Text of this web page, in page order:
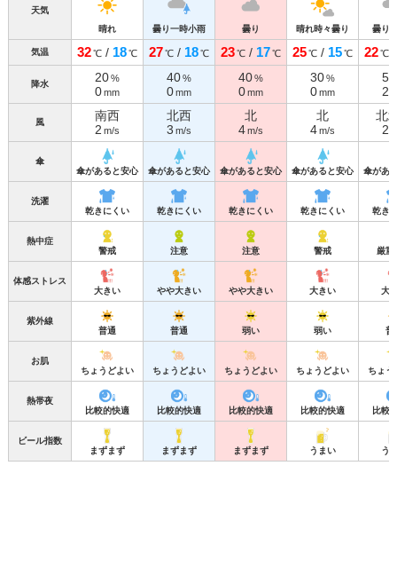
天気
晴れ
曇り一時小雨 曇り 晴れ時々曇り 曇り
気温 32℃/ 18℃ 27℃/ 18℃ 23℃/ 17℃ 25℃/ 15℃ 22℃
降水 20%
0mm
40%
0mm
40%
0mm
30%
0mm
50
2
風
南西
2 m/s
北西
3 m/s
北
4m/s
北
4m/s
北
2
傘
傘があると安心
傘があると安心 傘があると安心 傘があると安心 傘があ
洗濯
乾きにくい
乾きにくい 乾きにくい 乾きにくい 乾き
熱中症
警戒
注意 注意 警戒 厳重
体感ストレス
大きい
やや大きい やや大きい 大きい 大
紫外線
普通
普通 弱い 弱い 普
お肌
ちょうどよい
ちょうどよい ちょうどよい ちょうどよい ちょう
熱帯夜
比較的快適
比較的快適 比較的快適 比較的快適 比較
ビール指数
まずまず
まずまず まずまず うまい う